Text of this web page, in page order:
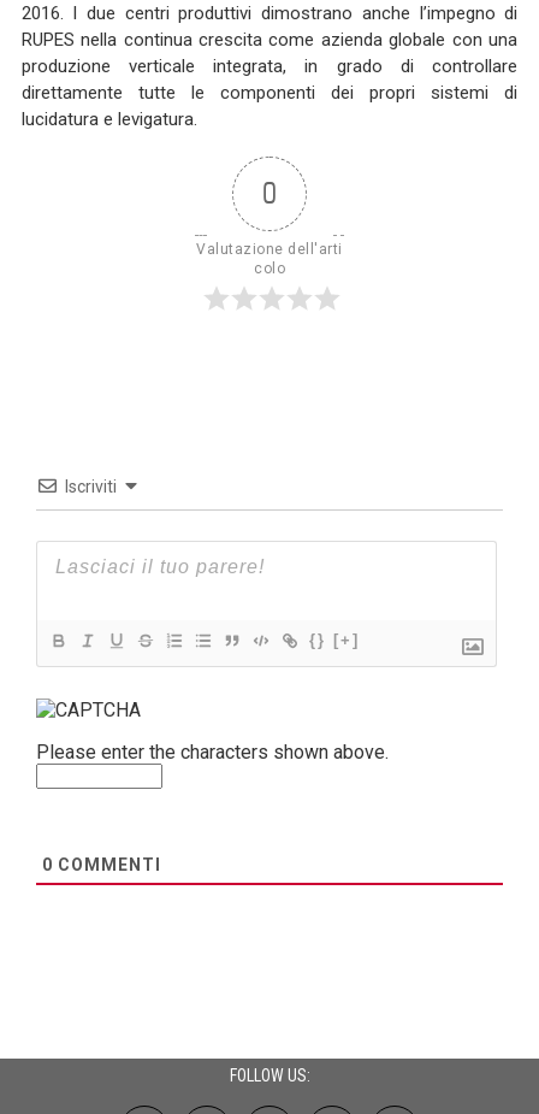
2016. I due centri produttivi dimostrano anche l’impegno di
RUPES nella continua crescita come azienda globale con una
produzione verticale integrata, in grado di controllare
direttamente tutte le componenti dei propri sistemi di
lucidatura e levigatura.
0
Valutazione dell'arti
colo
Iscriviti
{} [+]
Please enter the characters shown above.
0 COMMENTI
FOLLOW US: